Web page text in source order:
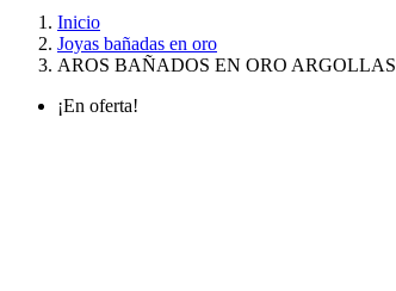
Inicio
Joyas bañadas en oro
AROS BAÑADOS EN ORO ARGOLLAS
¡En oferta!